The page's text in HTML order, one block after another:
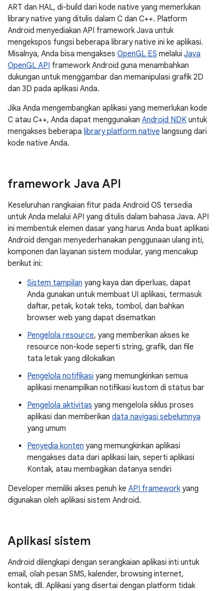
ART dan HAL, di-build dari kode native yang memerlukan
library native yang ditulis dalam C dan C++. Platform
Android menyediakan API framework Java untuk
mengekspos fungsi beberapa library native ini ke aplikasi.
Misalnya, Anda bisa mengakses OpenGL ES melalui Java
OpenGL API framework Android guna menambahkan
dukungan untuk menggambar dan memanipulasi grafik 2D
dan 3D pada aplikasi Anda.
Jika Anda mengembangkan aplikasi yang memerlukan kode
C atau C++, Anda dapat menggunakan Android NDK untuk
mengakses beberapa library platform native langsung dari
kode native Anda.
framework Java API
Keseluruhan rangkaian fitur pada Android OS tersedia
untuk Anda melalui API yang ditulis dalam bahasa Java. API
ini membentuk elemen dasar yang harus Anda buat aplikasi
Android dengan menyederhanakan penggunaan ulang inti,
komponen dan layanan sistem modular, yang mencakup
berikut ini:
Sistem tampilan yang kaya dan diperluas, dapat
Anda gunakan untuk membuat UI aplikasi, termasuk
daftar, petak, kotak teks, tombol, dan bahkan
browser web yang dapat disematkan
Pengelola resource, yang memberikan akses ke
resource non-kode seperti string, grafik, dan file
tata letak yang dilokalkan
Pengelola notifikasi yang memungkinkan semua
aplikasi menampilkan notifikasi kustom di status bar
Pengelola aktivitas yang mengelola siklus proses
aplikasi dan memberikan data navigasi sebelumnya
yang umum
Penyedia konten yang memungkinkan aplikasi
mengakses data dari aplikasi lain, seperti aplikasi
Kontak, atau membagikan datanya sendiri
Developer memiliki akses penuh ke API frameworkyang
digunakan oleh aplikasi sistem Android.
Aplikasi sistem
Android dilengkapi dengan serangkaian aplikasi inti untuk
email, olah pesan SMS, kalender, browsing internet,
kontak, dll. Aplikasi yang disertai dengan platform tidak